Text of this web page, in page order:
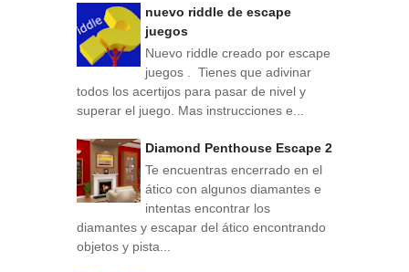
nuevo riddle de escape
juegos
Nuevo riddle creado por escape
juegos . Tienes que adivinar
todos los acertijos para pasar de nivel y
superar el juego. Mas instrucciones e...
Diamond Penthouse Escape 2
Te encuentras encerrado en el
ático con algunos diamantes e
intentas encontrar los
diamantes y escapar del ático encontrando
objetos y pista...